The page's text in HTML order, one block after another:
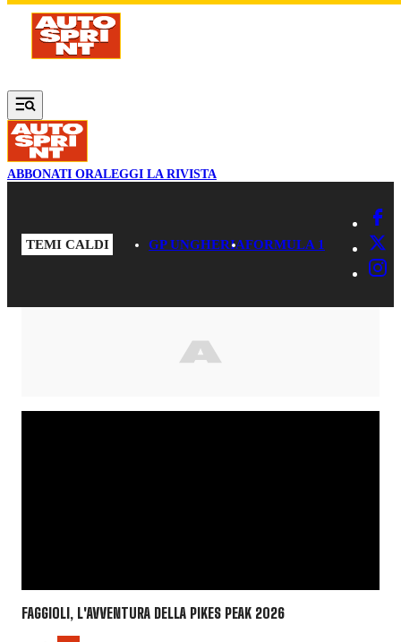
Vai al contenuto principale
ABBONATI ORALEGGI LA RIVISTA
TEMI CALDI GP UNGHERIAFORMULA 1
FAGGIOLI, L'AVVENTURA DELLA PIKES PEAK 2026